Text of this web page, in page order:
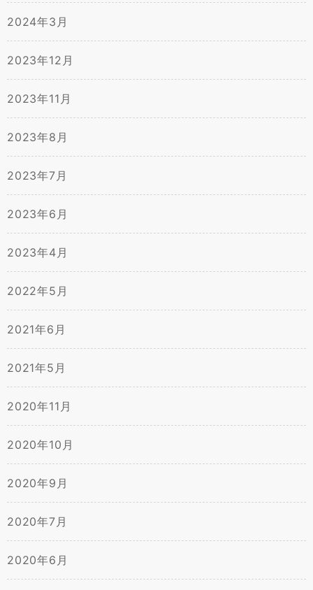
2024年3月
2023年12月
2023年11月
2023年8月
2023年7月
2023年6月
2023年4月
2022年5月
2021年6月
2021年5月
2020年11月
2020年10月
2020年9月
2020年7月
2020年6月